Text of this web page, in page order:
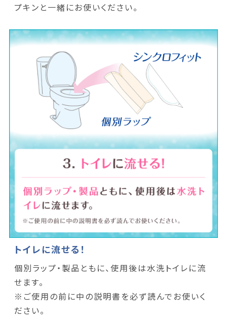
プキンと一緒にお使いください。
トイレに流せる！
個別ラップ・製品ともに、使用後は水洗トイレに流
せます。
※ご使用の前に中の説明書を必ず読んでお使いく
ださい。